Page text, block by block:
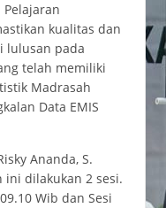
Pelajaran
kualitas dan
lulusan pada
telah memiliki
Madrasah
Data EMIS
Ananda, S.
ini dilakukan 2 sesi.
Wib dan Sesi